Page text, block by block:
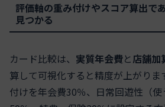
評価軸の重み付けやスコア算出で
見つかる
カード比較は、 実質年会費と店舗加
算して可視化すると精度が上がりま
付けを年会費30％、日常回遊性（使